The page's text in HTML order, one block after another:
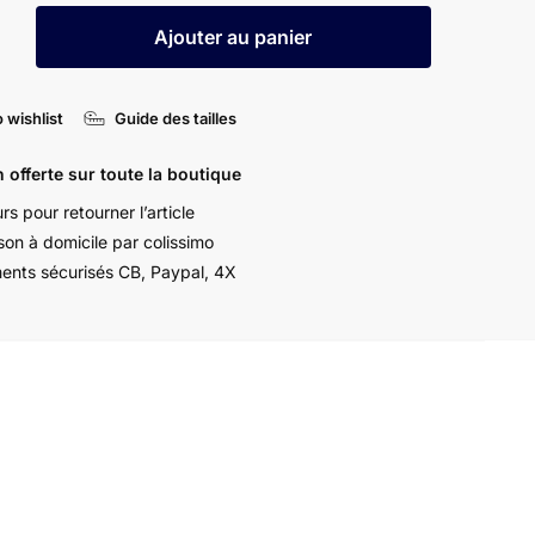
Ajouter au panier
wishlist Guide des tailles
offerte sur toute la boutique
pour retourner l’article
à domicile par colissimo
sécurisés CB, Paypal, 4X